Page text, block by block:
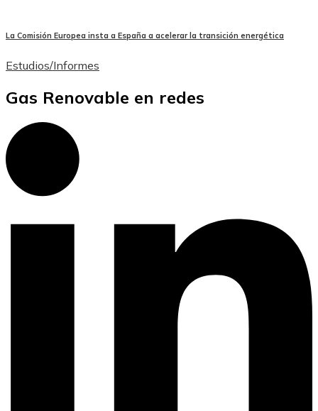
La Comisión Europea insta a España a acelerar la transición energética
Estudios/Informes
Gas Renovable en redes